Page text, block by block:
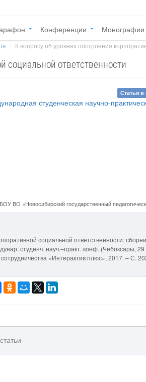
Конференции Монографии
К вопросу об уровнях построения
социальной ответственности
Статья
студенческая научно-
ВО «Новосибирский государственный
социальной ответственности:
студенч. науч.–практ. конф. (Чебоксары, 29
«Интерактив плюс», 2017. – С.